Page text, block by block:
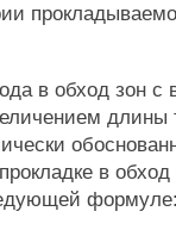
в обход зон с
длины
в